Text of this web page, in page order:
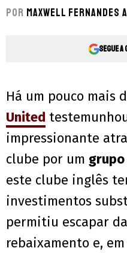
Por Maxwell Fernandes
Segue a
Há um pouco mais
United
impressionante
clube por um
este clube inglês
investimentos
permitiu escapar
rebaixamento e,